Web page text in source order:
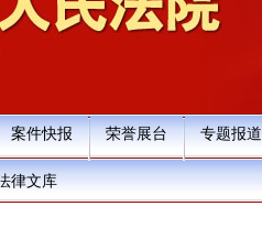
案件快报 荣誉展台 专题报道
律文库